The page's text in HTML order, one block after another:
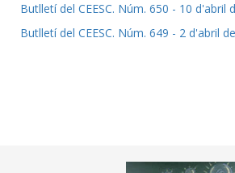
Butlletí del CEESC. Núm. 650 - 10 d'abril
Butlletí del CEESC. Núm. 649 - 2 d'abril